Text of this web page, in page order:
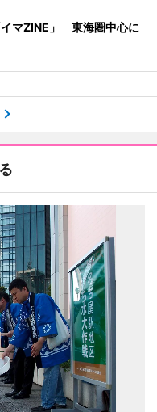
マZINE」 東海圏中心に